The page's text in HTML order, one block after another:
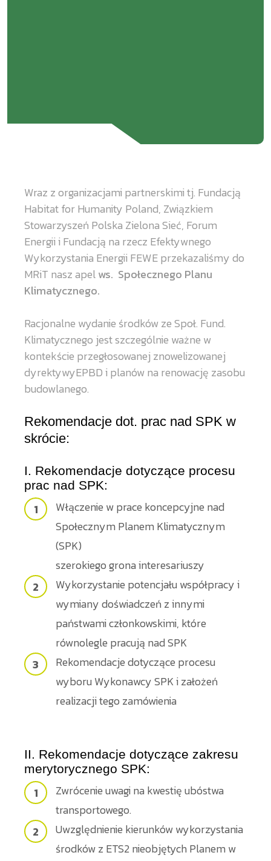
Wraz z organizacjami partnerskimi tj. Fundacją
Habitat for Humanity Poland, Związkiem
Stowarzyszeń Polska Zielona Sieć, Forum
Energii i Fundacją na rzecz Efektywnego
Wykorzystania Energii FEWE przekazaliśmy do
MRiT nasz apelws. Społecznego Planu
Klimatycznego.
Racjonalne wydanie środków ze Społ. Fund.
Klimatycznego jest szczególnie ważne w
kontekście przegłosowanej znowelizowanej
dyrektywyEPBD i planów na renowację zasobu
budowlanego.
Rekomendacje dot. prac nad SPK w
skrócie:
I. Rekomendacje dotyczące procesu
prac nad SPK:
Włączenie w prace koncepcyjne nad
Społecznym Planem Klimatycznym
(SPK)
szerokiego grona interesariuszy
Wykorzystanie potencjału współpracy i
wymiany doświadczeń z innymi
państwami członkowskimi, które
równolegle pracują nad SPK
Rekomendacje dotyczące procesu
wyboru Wykonawcy SPK i założeń
realizacji tego zamówienia
II. Rekomendacje dotyczące zakresu
merytorycznego SPK:
Zwrócenie uwagi na kwestię ubóstwa
transportowego.
Uwzględnienie kierunków wykorzystania
środków z ETS2 nieobjętych Planem w